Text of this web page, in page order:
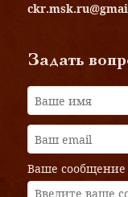
Задать
Ваше сообщение